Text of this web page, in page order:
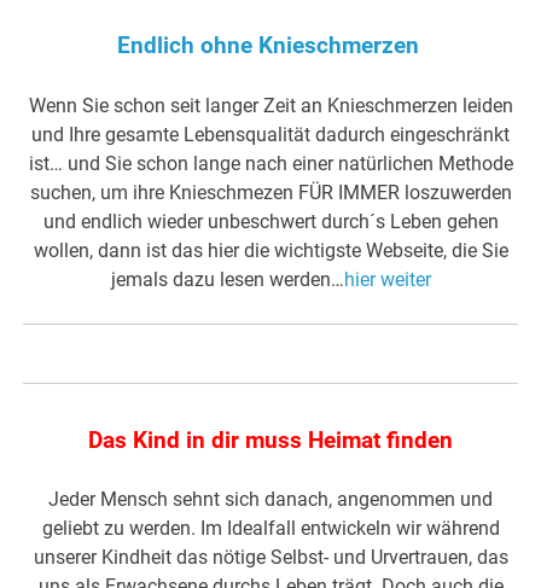
Endlich ohne Knieschmerzen
Wenn Sie schon seit langer Zeit an Knieschmerzen leiden
und Ihre gesamte Lebensqualität dadurch eingeschränkt
ist… und Sie schon lange nach einer natürlichen Methode
suchen, um ihre Knieschmezen FÜR IMMER loszuwerden
und endlich wieder unbeschwert durch´s Leben gehen
wollen, dann ist das hier die wichtigste Webseite, die Sie
jemals dazu lesen werden…hier weiter
Das Kind in dir muss Heimat finden
Jeder Mensch sehnt sich danach, angenommen und
geliebt zu werden. Im Idealfall entwickeln wir während
unserer Kindheit das nötige Selbst- und Urvertrauen, das